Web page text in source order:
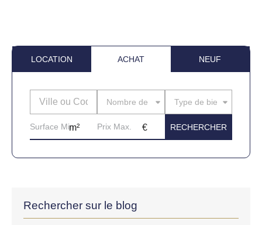
LOCATION ACHAT NEUF
Nombre de piècesType de bien
Rechercher sur le blog